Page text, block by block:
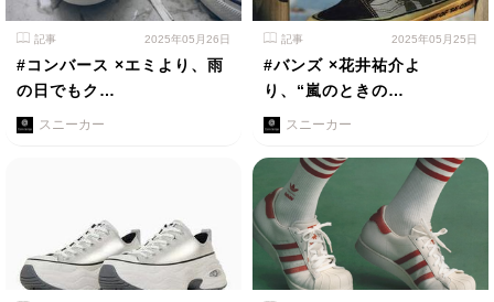
記事 2025年05月26日
#コンバース ×エミより、雨
の日でもク…
スニーカー
記事 2025年05月25日
#バンズ ×花井祐介よ
り、“嵐のときの…
スニーカー